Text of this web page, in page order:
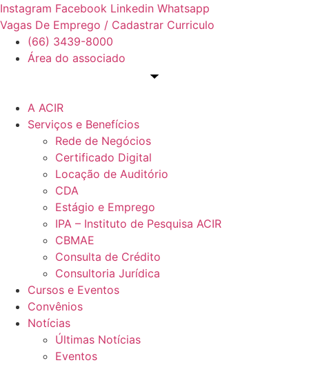
Ir
para
conteúdo
Instagram Facebook Linkedin Whatsapp
Vagas De Emprego / Cadastrar Curriculo
(66) 3439-8000
Área do associado
A ACIR
Serviços e Benefícios
Rede de Negócios
Certificado Digital
Locação de Auditório
CDA
Estágio e Emprego
IPA – Instituto de Pesquisa ACIR
CBMAE
Consulta de Crédito
Consultoria Jurídica
Cursos e Eventos
Convênios
Notícias
Últimas Notícias
Eventos